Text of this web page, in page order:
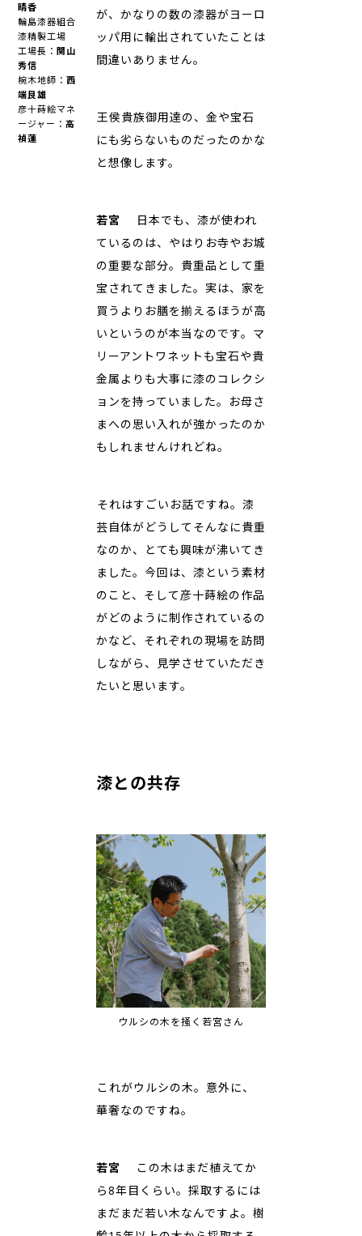
晴香
輪島漆器組合
漆精製工場
工場長：関山
秀信
椀木地師：西
端良雄
彦十蒔絵マネ
ージャー：高
禎蓮
が、かなりの数の漆器がヨーロ
ッパ用に輸出されていたことは
間違いありません。
――王侯貴族御用達の、金や宝石
にも劣らないものだったのかな
と想像します。
若宮
日本でも、漆が使われ
ているのは、やはりお寺やお城
の重要な部分。貴重品として重
宝されてきました。実は、家を
買うよりお膳を揃えるほうが高
いというのが本当なのです。マ
リーアントワネットも宝石や貴
金属よりも大事に漆のコレクシ
ョンを持っていました。お母さ
まへの思い入れが強かったのか
もしれませんけれどね。
――それはすごいお話ですね。漆
芸自体がどうしてそんなに貴重
なのか、とても興味が沸いてき
ました。今回は、漆という素材
のこと、そして彦十蒔絵の作品
がどのように制作されているの
かなど、それぞれの現場を訪問
しながら、見学させていただき
たいと思います。
漆との共存
ウルシの木を掻く若宮さん
――これがウルシの木。意外に、
華奢なのですね。
若宮
この木はまだ植えてか
ら8年目くらい。採取するには
まだまだ若い木なんですよ。樹